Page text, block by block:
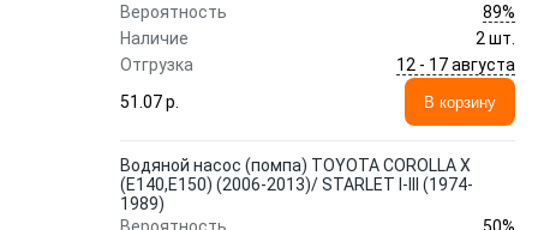
Вероятность
89%
Наличие
2 шт.
Отгрузка
12 - 17 августа
51.07 p.
В корзину
Водяной насос (помпа) TOYOTA COROLLA X
(E140,E150) (2006-2013)/ STARLET I-III (1974-
1989)
50%